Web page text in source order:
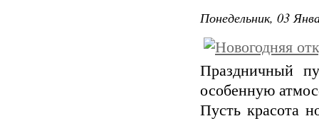
Понедельник, 03
Праздничный
особенную
Пусть красота